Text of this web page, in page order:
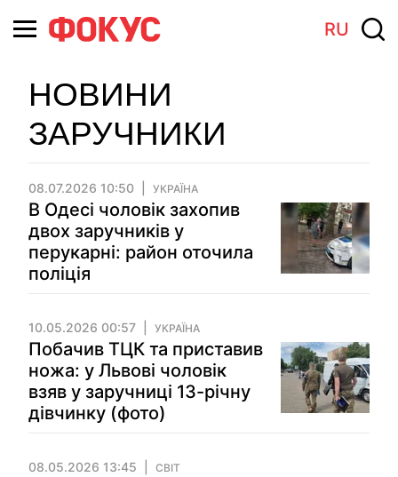
RU
НОВИНИ
ЗАРУЧНИКИ
08.07.2026 10:50 УКРАЇНА
В Одесі чоловік захопив
двох заручників у
перукарні: район оточила
поліція
10.05.2026 00:57 УКРАЇНА
Побачив ТЦК та приставив
ножа: у Львові чоловік
взяв у заручниці 13-річну
дівчинку (фото)
08.05.2026 13:45 СВІТ